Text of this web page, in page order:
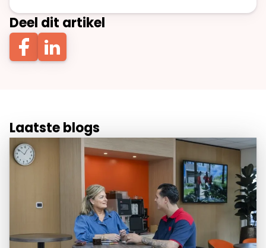
Deel dit artikel
Laatste blogs